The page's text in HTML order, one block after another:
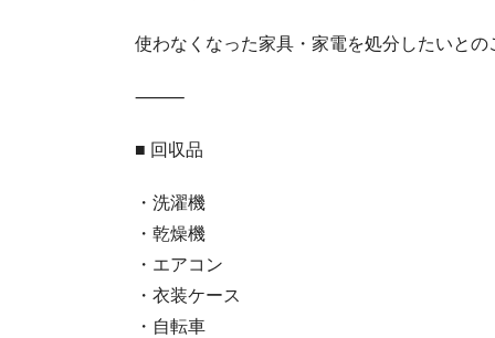
使わなくなった家具・家電を処分したいとの
⸻
■ 回収品
・洗濯機
・乾燥機
・エアコン
・衣装ケース
・自転車